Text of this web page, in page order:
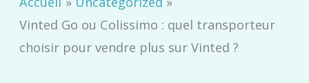
Vinted Go ou Colissimo : quel transporteur
choisir pour vendre plus sur Vinted ?